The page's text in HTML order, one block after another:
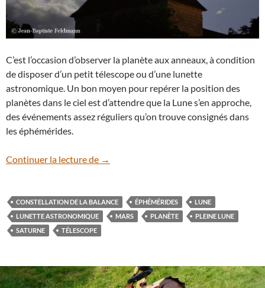
C’est l’occasion d’observer la planète aux anneaux, à condition
de disposer d’un petit télescope ou d’une lunette
astronomique. Un bon moyen pour repérer la position des
planètes dans le ciel est d’attendre que la Lune s’en approche,
des événements assez réguliers qu’on trouve consignés dans
les éphémérides.
Continuer la lecture de Saturne au plus près
→
CONSTELLATION DE LA BALANCE ÉPHÉMÉRIDES
LUNE
LUNETTE ASTRONOMIQUE
MARS PLANÈTE
PLEINE LUNE
SATURNE
TÉLESCOPE